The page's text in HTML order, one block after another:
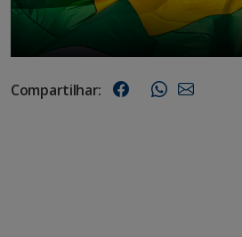
Compartilhar: